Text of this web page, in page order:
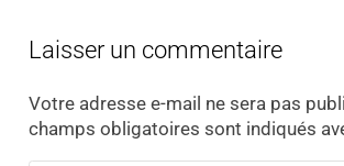
Laisser un commentaire
Votre adresse e-mail ne sera pas
champs obligatoires sont indiqués